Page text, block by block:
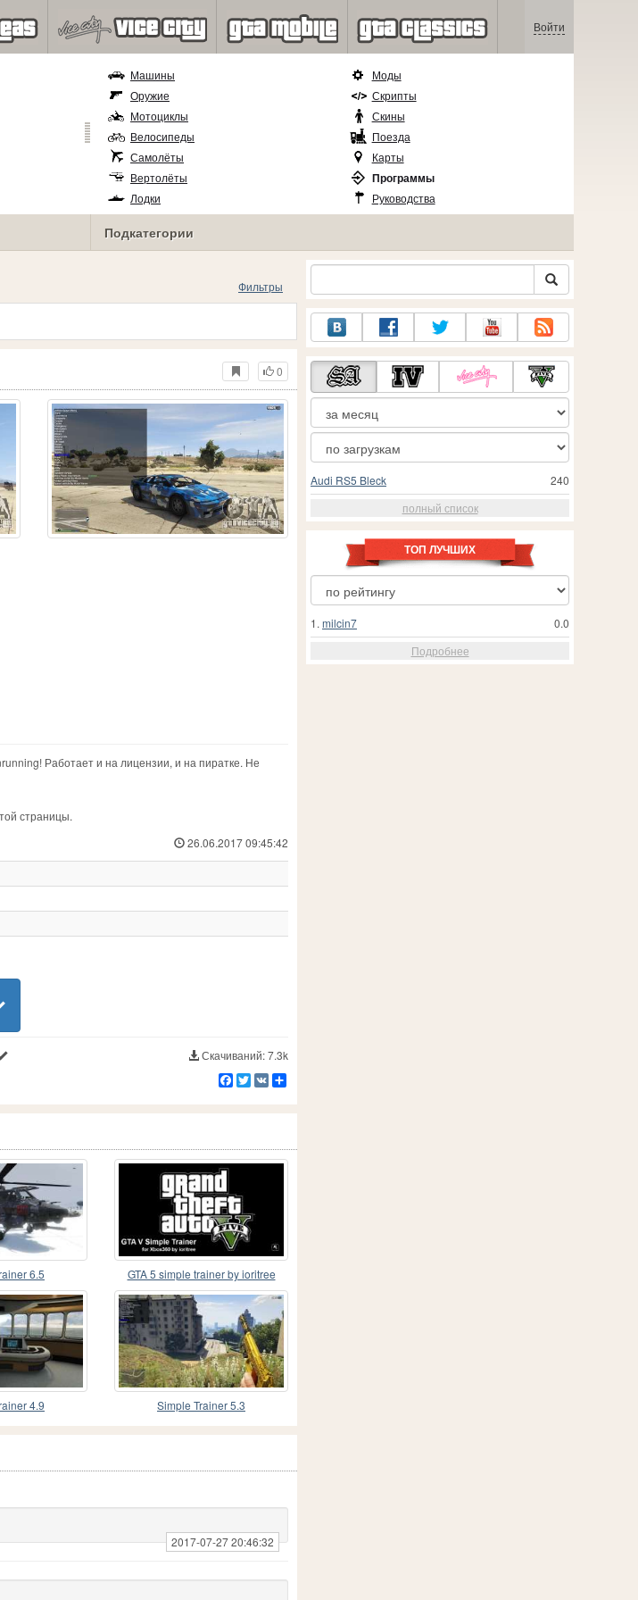
Войти
Машины
Оружие
Мотоциклы
Велосипеды
Самолёты
Вертолёты
Лодки
Прицепы
Моды
Скрипты
Скины
Поезда
Карты
Программы
Руководства
Подкатегории
Фильтры
0
Работает и на лицензии, и на пиратке. Не
страницы.
26.06.2017 09:45:42
Скачиваний: 7.3k
Facebook
Twitter
VK
6.5 GTA 5 simple trainer by ioritree
4.9 Simple Trainer 5.3
2017-07-27 20:46:32
240
Audi RS5 Bleck
полный список
ТОП ЛУЧШИХ
0.0
1. milcin7
Подробнее